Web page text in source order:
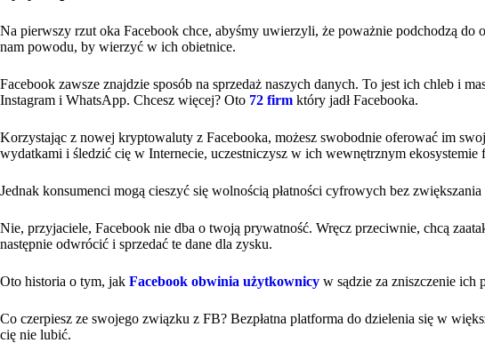
Na pierwszy rzut oka Facebook chce, abyśmy uwierzyli, że poważnie podchodzą
nam powodu, by wierzyć w ich obietnice.
Facebook zawsze znajdzie sposób na sprzedaż naszych danych. To jest ich chleb i
Instagram i WhatsApp. Chcesz więcej? Oto 72 firm który jadł Facebooka.
Korzystając z nowej kryptowaluty z Facebooka, możesz swobodnie oferować im
wydatkami i śledzić cię w Internecie, uczestniczysz w ich wewnętrznym ekosystemie
Jednak konsumenci mogą cieszyć się wolnością płatności cyfrowych bez
Nie, przyjaciele, Facebook nie dba o twoją prywatność. Wręcz przeciwnie, chcą
następnie odwrócić i sprzedać te dane dla zysku.
Oto historia o tym, jak Facebook obwinia użytkownicy w sądzie za zniszczenie ich
Co czerpiesz ze swojego związku z FB? Bezpłatna platforma do dzielenia się w
cię nie lubić.